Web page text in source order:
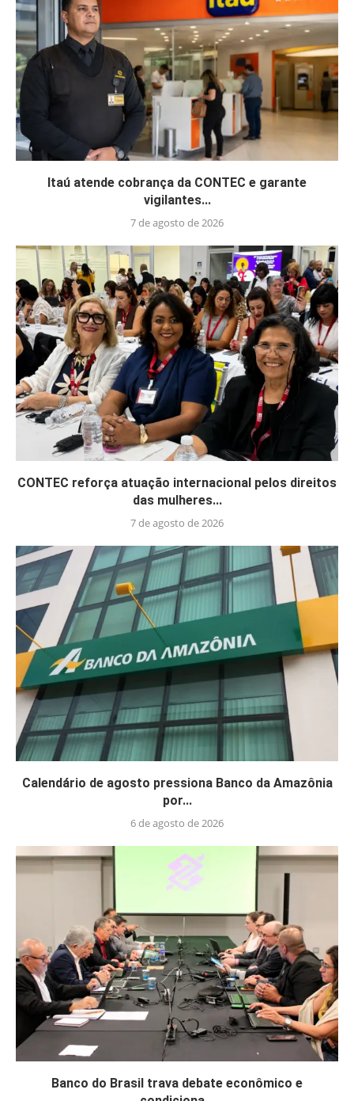
Itaú atende cobrança da CONTEC e garante
vigilantes...
7 de agosto de 2026
CONTEC reforça atuação internacional pelos direitos
das mulheres...
7 de agosto de 2026
Calendário de agosto pressiona Banco da Amazônia
por...
6 de agosto de 2026
Banco do Brasil trava debate econômico e